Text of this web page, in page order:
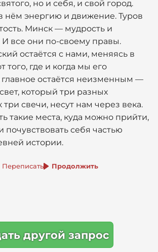
но и себя, и свой город.
нём энергию и движение. Туров
Минск — мудрость и
все они по-своему правы.
остаётся с нами, меняясь в
того, где и когда мы его
остаётся неизменным —
который три разных
три свечи, несут нам через века.
такие места, куда можно прийти,
почувствовать себя частью
истории.
Переписать Продолжить
другой запрос